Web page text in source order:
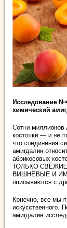
Исследование
химический
Сотни миллионов
косточки — и не
что соединения
амигдалин
абрикосовых
ТОЛЬКО
ВИШНЁВЫЕ И ИМ
описываются с
Конечно, все мы
искусственного.
амигдалин